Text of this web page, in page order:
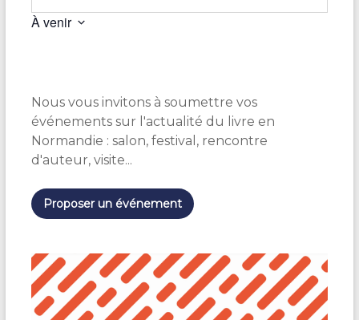
À venir
c
t
i
o
n
e
z
e
d
a
t
Nous vous invitons à soumettre vos
événements sur l'actualité du livre en
Normandie : salon, festival, rencontre
d'auteur, visite...
Proposer un événement